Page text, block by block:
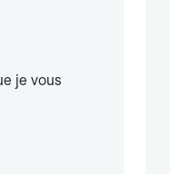
je vous